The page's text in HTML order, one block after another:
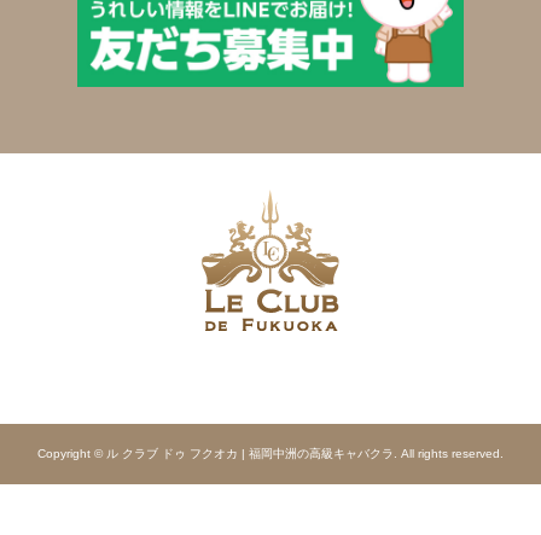
Copyright © ル クラブ ドゥ フクオカ | 福岡中洲の高級キャバクラ. All rights reserved.